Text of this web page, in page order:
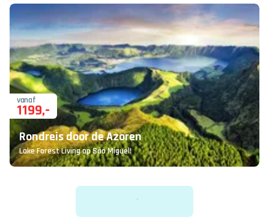
vanaf
1199,-
Rondreis door de Azoren
Lake Forest Living op São Miguel!
laad meer deals